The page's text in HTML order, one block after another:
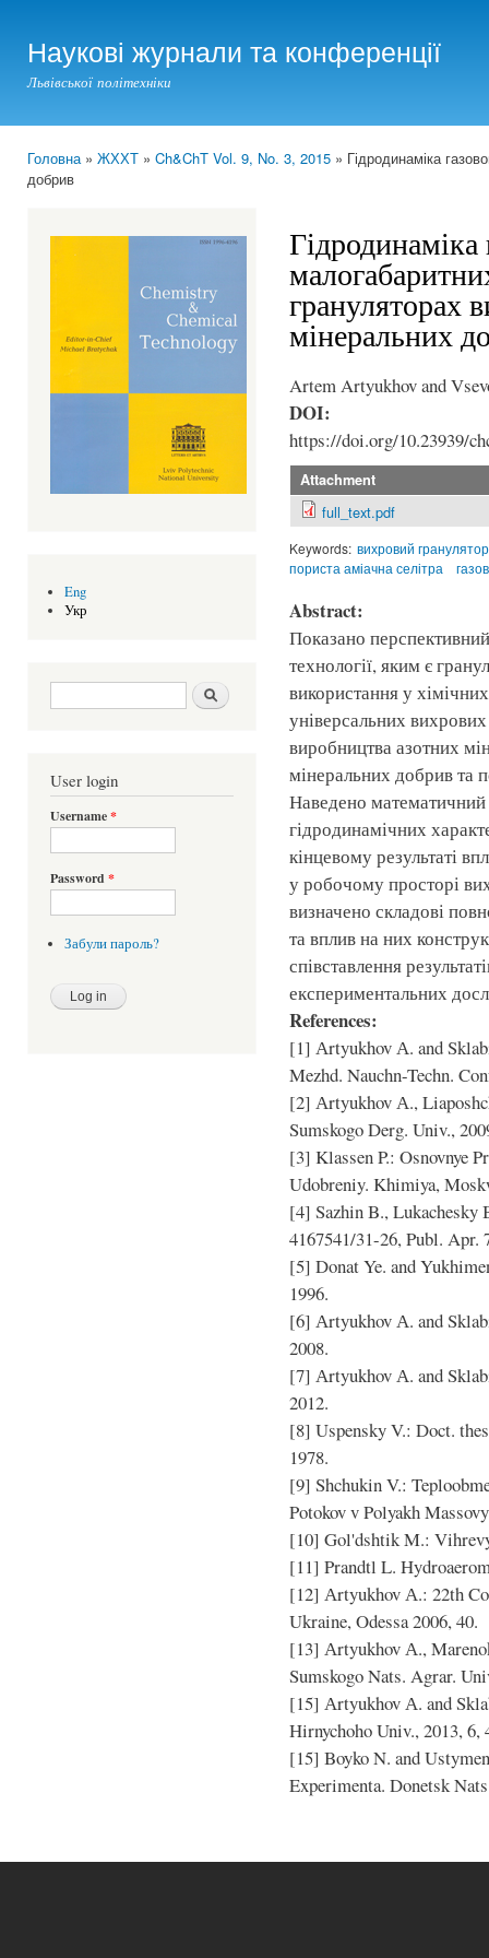
Наукові журнали та конференції
Львівської політехніки
You are here
Головна» ЖХХТ » Ch&ChT Vol. 9, No. 3, 2015 » Гідродинаміка
добрив
Eng
Укр
Search form Шукати
User login
Username*
Password *
Забули пароль?
Гідродинаміка
грануляторах
мінеральних
Artem Artyukhov and
DOI:
https://doi.org/10.23939/
Attachment
full_text.pdf
Keywords: вихровий гранулятор
пориста аміачна селітра
Abstract:
Показано
технології, яким є
використання у
універсальних
виробництва азотних
мінеральних добрив та
Наведено математичний
гідродинамічних
кінцевому результаті
у робочому просторі
визначено складові
та вплив на них
співставлення
експериментальних
References:
[1] Аrtyukhov А. and
Mezhd. Nauchn-Techn.
[2] Аrtyukhov А.,
Sumskogo Derg. Univ.,
[3] Klassen P.: Osnovnye
Udobreniy. Khimiya,
[4] Sazhin B., Lukachesky
4167541/31-26, Publ. Apr.
[5] Donat Ye. and
1996.
[6] Аrtyukhov А. and
2008.
[7] Аrtyukhov А. and
2012.
[8] Uspensky V.: Doct.
1978.
[9] Shchukin V.:
Potokov v Polyakh
[10] Gol'dshtik M.:
[11] Prandtl L.
[12] Аrtyukhov А.: 22th
Ukraine, Odessa 2006, 40.
[13] Аrtyukhov А.,
Sumskogo Nats. Agrar.
[15] Аrtyukhov А. and
Hirnychoho Univ., 2013, 6,
[15] Boyko N. and
Experimenta. Donetsk